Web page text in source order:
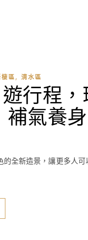
區, 清水區
行程
氣養
全新造景，讓更多人